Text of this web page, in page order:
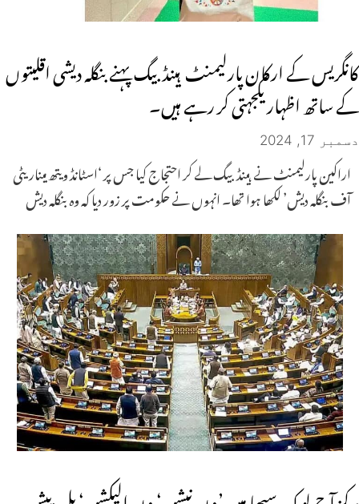
کانگریس کے ارکان پارلیمنٹ ہینڈ بیگ پہنے بنگلہ دیشی اقلیتوں
کے ساتھ اظہار یکجہتی کر رہے ہیں۔
دسمبر 17, 2024
اراکین پارلیمنٹ نے ہینڈ بیگ لے کر احتجاج کیا جس پر ‘اسٹانڈ ویتھ میناریٹی
آف بنگلہ دیش’ لکھا ہوا تھا۔ انہوں نے حکومت پر زور دیا کہ وہ بنگلہ دیش